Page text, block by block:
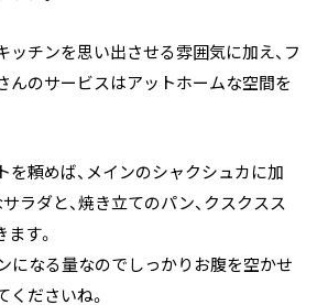
ッチンを思い出させる雰囲気に加え、フ
んのサービスはアットホームな空間を
を頼めば、メインのシャクシュカに加
ラダと、焼き立てのパン、クスクスス
す。
になる量なのでしっかりお腹を空かせ
ださいね。